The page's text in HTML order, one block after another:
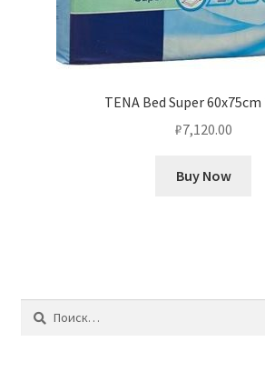
TENA Bed Super
₽7,120.00
Buy Now
Найти: